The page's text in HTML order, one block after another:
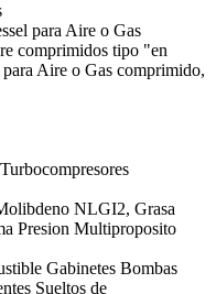
para Aire o Gas
comprimidos tipo "en
Aire o Gas comprimido,
NLGI2, Grasa
Presion Multiproposito
Gabinetes Bombas
Sueltos de